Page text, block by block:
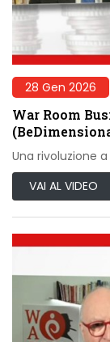
28 Gen 2026
War Room
Una rivoluzione
VAI AL VIDEO